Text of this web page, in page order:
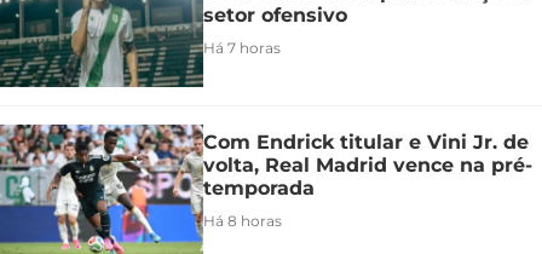
setor ofensivo
Há 7 horas
Com Endrick titular e Vini Jr. de
volta, Real Madrid vence na pré-
temporada
Há 8 horas